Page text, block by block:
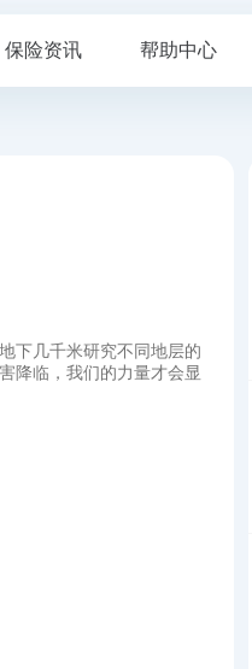
保险资讯 帮助中心
下几千米研究不同地层的
降临，我们的力量才会显